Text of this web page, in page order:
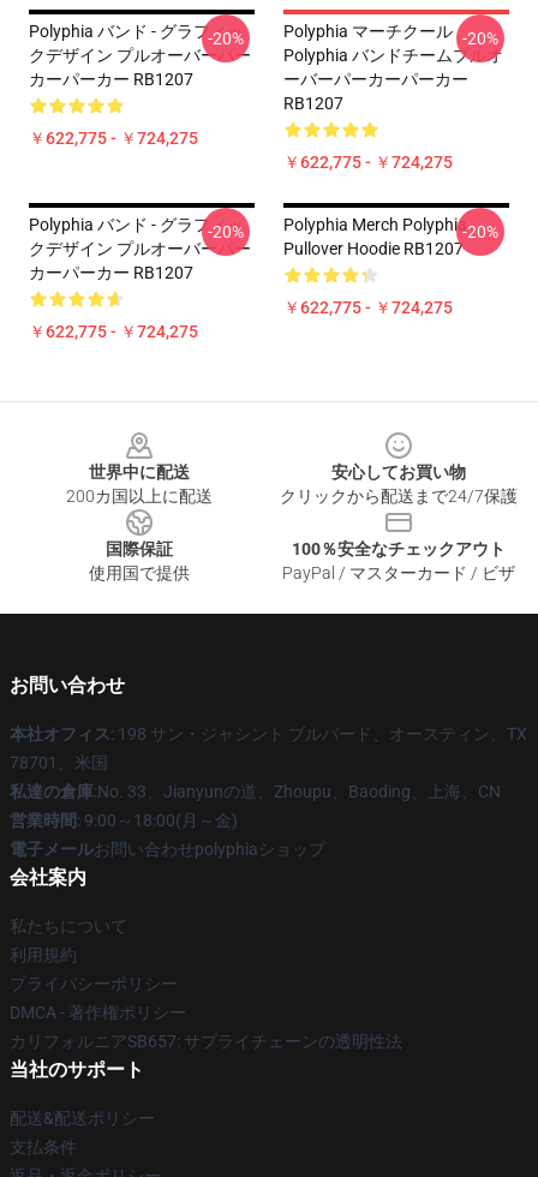
Polyphia バンド - グラフィッ
クデザイン プルオーバーパー
カーパーカー RB1207
￥622,775 - ￥724,275
-20%
Polyphia マーチクール
Polyphia バンドチームプルオ
ーバーパーカーパーカー
RB1207
￥622,775 - ￥724,275
-20%
Polyphia バンド - グラフィッ
クデザイン プルオーバーパー
カーパーカー RB1207
￥622,775 - ￥724,275
-20%
Polyphia Merch Polyphia
Pullover Hoodie RB1207
￥622,775 - ￥724,275
-20%
世界中に配送
200カ国以上に配送
安心してお買い物
クリックから配送まで24/7保護
国際保証
使用国で提供
100％安全なチェックアウト
PayPal / マスターカード / ビザ
お問い合わせ
本社オフィス: 198 サン・ジャシント ブルバード、オースティン、TX
78701、米国
私達の倉庫:No. 33、Jianyunの道、Zhoupu、Baoding、上海、CN
営業時間: 9:00～18:00(月～金)
電子メールお問い合わせpolyphiaショップ
会社案内
私たちについて
利用規約
プライバシーポリシー
DMCA - 著作権ポリシー
カリフォルニアSB657: サプライチェーンの透明性法
当社のサポート
配送&配送ポリシー
支払条件